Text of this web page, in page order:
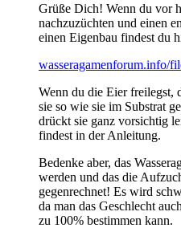
Grüße Dich! Wenn du vor
nachzuzüchten und einen
einen Eigenbau findest du
wasseragamenforum.info/
Wenn du die Eier freilegst,
sie so wie sie im Substrat
drückt sie ganz vorsichtig
findest in der Anleitung.
Bedenke aber, das
werden und das die
gegenrechnet! Es wird
da man das Geschlecht
zu 100% bestimmen kann.